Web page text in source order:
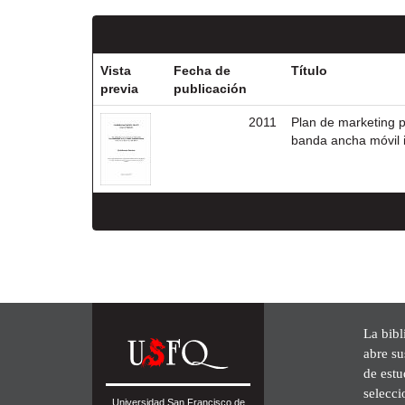
Vista
previa
Fecha de
publicación
Título
2011
Plan de marketing
banda ancha móvil
Universidad San Francisco de
La
abre
de